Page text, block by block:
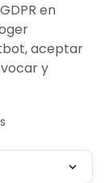
en
aceptar
y